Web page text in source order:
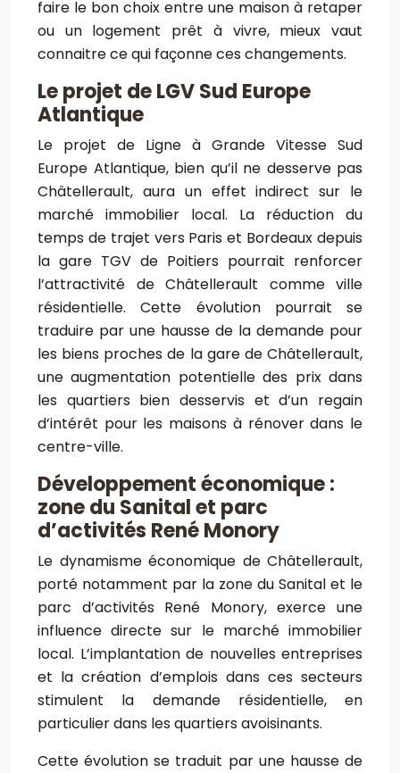
faire le bon choix entre une maison à retaper
ou un logement prêt à vivre, mieux vaut
connaitre ce qui façonne ces changements.
Le projet de LGV Sud Europe
Atlantique
Le projet de Ligne à Grande Vitesse Sud
Europe Atlantique, bien qu’il ne desserve pas
Châtellerault, aura un effet indirect sur le
marché immobilier local. La réduction du
temps de trajet vers Paris et Bordeaux depuis
la gare TGV de Poitiers pourrait renforcer
l’attractivité de Châtellerault comme ville
résidentielle. Cette évolution pourrait se
traduire par une hausse de la demande pour
les biens proches de la gare de Châtellerault,
une augmentation potentielle des prix dans
les quartiers bien desservis et d’un regain
d’intérêt pour les maisons à rénover dans le
centre-ville.
Développement économique :
zone du Sanital et parc
d’activités René Monory
Le dynamisme économique de Châtellerault,
porté notamment par la zone du Sanital et le
parc d’activités René Monory, exerce une
influence directe sur le marché immobilier
local. L’implantation de nouvelles entreprises
et la création d’emplois dans ces secteurs
stimulent la demande résidentielle, en
particulier dans les quartiers avoisinants.
Cette évolution se traduit par une hausse de